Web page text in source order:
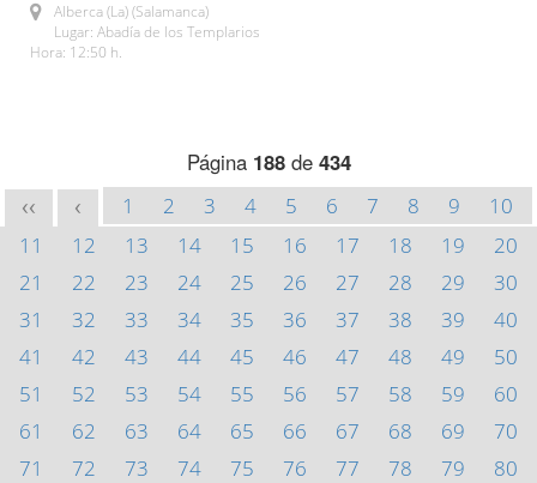
Alberca (La) (Salamanca)
Lugar: Abadía de los Templarios
Hora: 12:50 h.
Página 188de 434
<< < 1 2 3 4 5 6 7 8 9
10
11
12 13 14 15 16 17 18 19
20
21
22 23 24 25 26 27 28 29
30
31
32 33 34 35 36 37 38 39
40
41
42 43 44 45 46 47 48 49
50
51
52 53 54 55 56 57 58 59
60
61
62 63 64 65 66 67 68 69
70
71
72 73 74 75 76 77 78 79
80